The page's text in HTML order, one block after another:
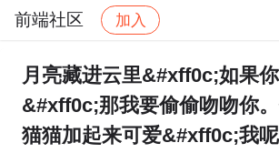
前端社区 加入
社区 前端社区 感慨 帖子详
月亮藏进云里&#xff0c;如果
&#xff0c;那我要偷偷吻吻你
猫猫加起来可爱&#xff0c;我